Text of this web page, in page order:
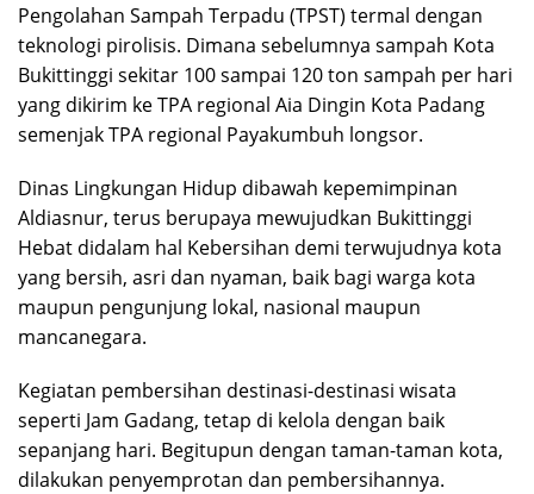
Pengolahan Sampah Terpadu (TPST) termal dengan
teknologi pirolisis. Dimana sebelumnya sampah Kota
Bukittinggi sekitar 100 sampai 120 ton sampah per hari
yang dikirim ke TPA regional Aia Dingin Kota Padang
semenjak TPA regional Payakumbuh longsor.
Dinas Lingkungan Hidup dibawah kepemimpinan
Aldiasnur, terus berupaya mewujudkan Bukittinggi
Hebat didalam hal Kebersihan demi terwujudnya kota
yang bersih, asri dan nyaman, baik bagi warga kota
maupun pengunjung lokal, nasional maupun
mancanegara.
Kegiatan pembersihan destinasi-destinasi wisata
seperti Jam Gadang, tetap di kelola dengan baik
sepanjang hari. Begitupun dengan taman-taman kota,
dilakukan penyemprotan dan pembersihannya.